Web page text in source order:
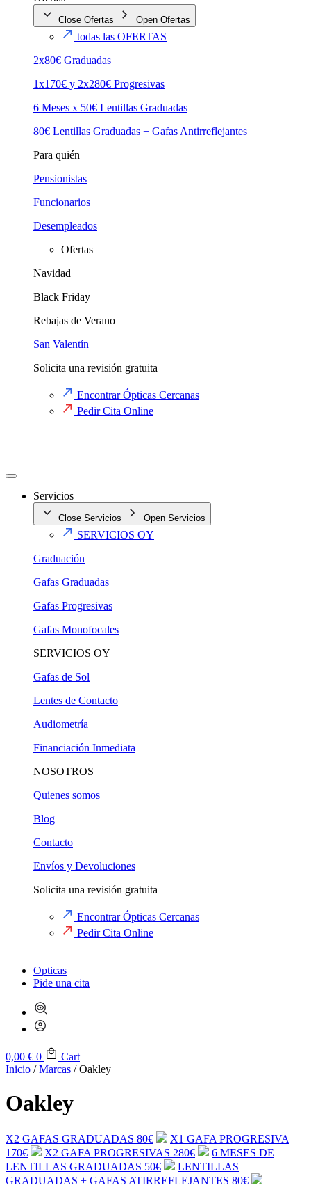
Close Ofertas Open Ofertas
todas las OFERTAS
2x80€ Graduadas
1x170€ y 2x280€ Progresivas
6 Meses x 50€ Lentillas Graduadas
80€ Lentillas Graduadas + Gafas Antirreflejantes
Para quién
Pensionistas
Funcionarios
Desempleados
Ofertas
Navidad
Black Friday
Rebajas de Verano
San Valentín
Solicita una revisión gratuita
Encontrar Ópticas Cercanas
Pedir Cita Online
Servicios
Close Servicios Open Servicios
SERVICIOS OY
Graduación
Gafas Graduadas
Gafas Progresivas
Gafas Monofocales
SERVICIOS OY
Gafas de Sol
Lentes de Contacto
Audiometría
Financiación Inmediata
NOSOTROS
Quienes somos
Blog
Contacto
Envíos y Devoluciones
Solicita una revisión gratuita
Encontrar Ópticas Cercanas
Pedir Cita Online
Opticas
Pide una cita
0,00 € 0
Cart
Inicio /Marcas / Oakley
Oakley
X2 GAFAS GRADUADAS 80€
X1 GAFA PROGRESIVA
170€
X2 GAFA PROGRESIVAS 280€
6 MESES DE
LENTILLAS GRADUADAS 50€
LENTILLAS
GRADUADAS + GAFAS ATIRREFLEJANTES 80€